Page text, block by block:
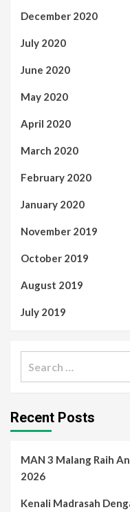
December 2020
July 2020
June 2020
May 2020
April 2020
March 2020
February 2020
January 2020
November 2019
October 2019
August 2019
July 2019
Recent Posts
MAN 3 Malang Raih
2026
Kenali Madrasah